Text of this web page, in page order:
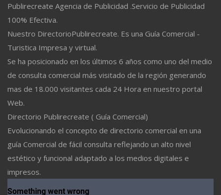
Publirecreate Agencia de Publicidad .Servicio de Publicidad
100% Efectiva.
Nuestro DirectorioPublirecreate. Es una Guía Comercial -
Turistica Impresa y virtual.
Se ha posicionado en los últimos 6 años como uno del medio
de consulta comercial más visitado de la región generando
mas de 18.000 visitantes cada 24 Hora en nuestro portal
Web.
Directorio Publirecreate ( Guía Comercial)
Evolucionando el concepto de directorio comercial en una
guía Comercial de fácil consulta reflejando un alto nivel
estético y funcional adaptado a los medios digitales e
impresos.